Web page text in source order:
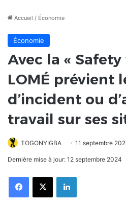
Accueil / Économie
Économie
Avec la « Safety
LOMÉ prévient
d’incident ou
travail sur ses
TOGONYIGBA 11 septembre
Dernière mise à jour: 12 septembre 2024
FacebookX Linkedin